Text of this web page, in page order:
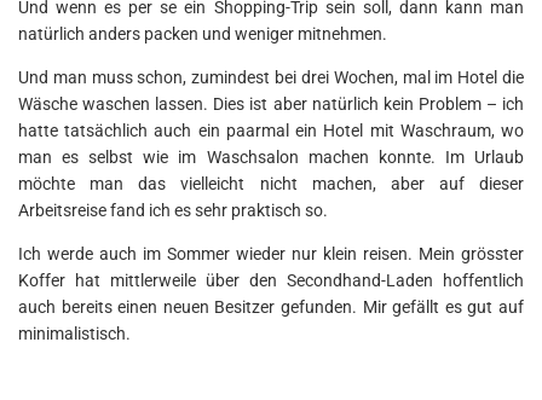
Und wenn es per se ein Shopping-Trip sein soll, dann kann man
natürlich anders packen und weniger mitnehmen.
Und man muss schon, zumindest bei drei Wochen, mal im Hotel die
Wäsche waschen lassen. Dies ist aber natürlich kein Problem – ich
hatte tatsächlich auch ein paarmal ein Hotel mit Waschraum, wo
man es selbst wie im Waschsalon machen konnte. Im Urlaub
möchte man das vielleicht nicht machen, aber auf dieser
Arbeitsreise fand ich es sehr praktisch so.
Ich werde auch im Sommer wieder nur klein reisen. Mein grösster
Koffer hat mittlerweile über den Secondhand-Laden hoffentlich
auch bereits einen neuen Besitzer gefunden. Mir gefällt es gut auf
minimalistisch.